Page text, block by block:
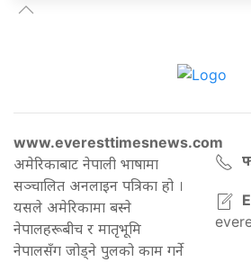
www.everesttimesnews.com
अमेरिकाबाट नेपाली भाषामा
सञ्चालित अनलाइन पत्रिका हो ।
यसले अमेरिकामा बस्ने
नेपालहरूबीच र मातृभूमि
नेपालसँग जोड्ने पुलको काम गर्ने